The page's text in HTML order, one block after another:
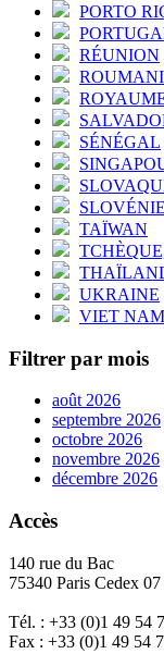
PORTO
RÉUNION
SÉNÉGAL
SLOVÉNIE
TAÏWAN
UKRAINE
VIET NAM
Filtrer par mois
août 2026
septembre 2026
octobre 2026
novembre 2026
décembre 2026
Accès
140 rue du Bac
75340 Paris Cedex 07
Tél. : +33 (0)1 49 54
Fax : +33 (0)1 49 54